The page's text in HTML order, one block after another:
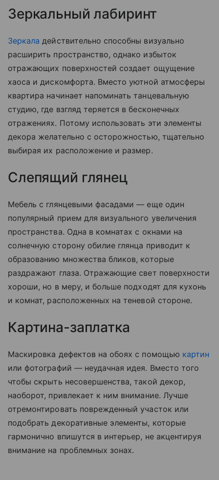
Зеркальный лабиринт
Зеркала действительно способны визуально
расширить пространство, однако избыток
отражающих поверхностей создает ощущение
хаоса и дискомфорта. Вместо уютной атмосферы
квартира начинает напоминать танцевальную
студию, где взгляд теряется в бесконечных
отражениях. Потому использовать эти элементы
декора желательно с осторожностью, тщательно
выбирая их расположение и размер.
Слепящий глянец
Мебель с глянцевыми фасадами — еще один
популярный прием для визуального увеличения
пространства. Одна в комнатах с окнами на
солнечную сторону обилие глянца приводит к
образованию множества бликов, которые
раздражают глаза. Отражающие свет поверхности
хороши, но в меру, и больше подходят для кухонь
и комнат, расположенных на теневой стороне.
Картина-заплатка
Маскировка дефектов на обоях с помощью картин
или фотографий — неудачная идея. Вместо того
чтобы скрыть несовершенства, такой декор,
наоборот, привлекает к ним внимание. Лучше
отремонтировать поврежденный участок или
подобрать декоративные элементы, которые
гармонично впишутся в интерьер, не акцентируя
внимание на проблемных зонах.